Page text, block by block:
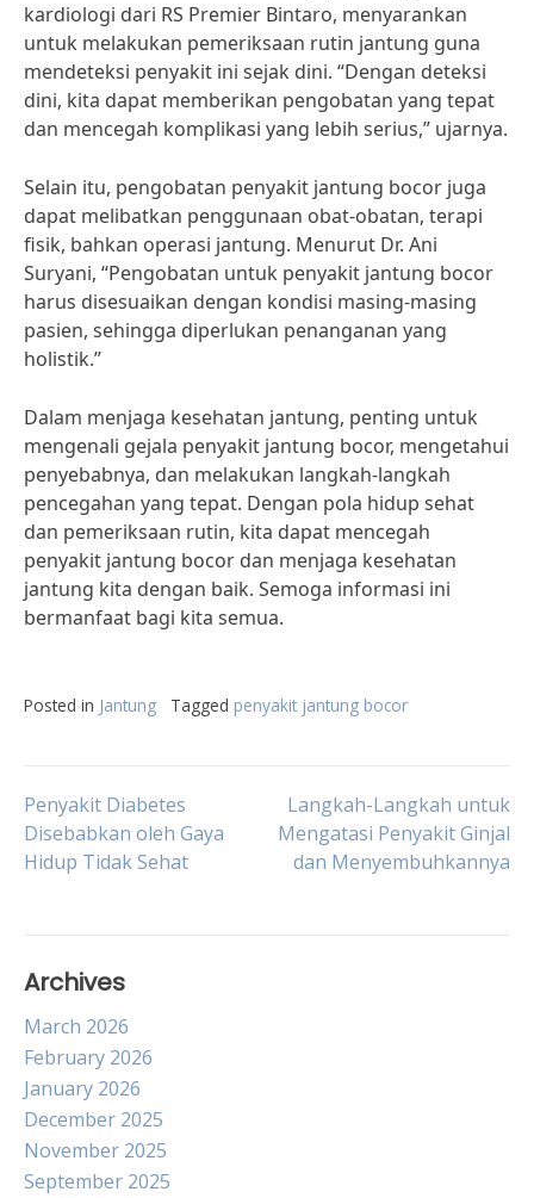
kardiologi dari RS Premier Bintaro, menyarankan
untuk melakukan pemeriksaan rutin jantung guna
mendeteksi penyakit ini sejak dini. “Dengan deteksi
dini, kita dapat memberikan pengobatan yang tepat
dan mencegah komplikasi yang lebih serius,” ujarnya.
Selain itu, pengobatan penyakit jantung bocor juga
dapat melibatkan penggunaan obat-obatan, terapi
fisik, bahkan operasi jantung. Menurut Dr. Ani
Suryani, “Pengobatan untuk penyakit jantung bocor
harus disesuaikan dengan kondisi masing-masing
pasien, sehingga diperlukan penanganan yang
holistik.”
Dalam menjaga kesehatan jantung, penting untuk
mengenali gejala penyakit jantung bocor, mengetahui
penyebabnya, dan melakukan langkah-langkah
pencegahan yang tepat. Dengan pola hidup sehat
dan pemeriksaan rutin, kita dapat mencegah
penyakit jantung bocor dan menjaga kesehatan
jantung kita dengan baik. Semoga informasi ini
bermanfaat bagi kita semua.
Posted in Jantung Tagged penyakit jantung bocor
Post
navigation
Penyakit Diabetes
Disebabkan oleh Gaya
Hidup Tidak Sehat
Langkah-Langkah untuk
Mengatasi Penyakit Ginjal
dan Menyembuhkannya
Archives
March 2026
February 2026
January 2026
December 2025
November 2025
September 2025